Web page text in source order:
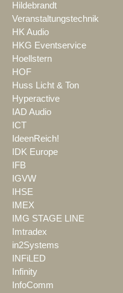
Hildebrandt
Veranstaltungstechnik
HK Audio
HKG Eventservice
Hoellstern
HOF
Huss Licht & Ton
Hyperactive
IAD Audio
ICT
IdeenReich!
IDK Europe
IFB
IGVW
IHSE
IMEX
IMG STAGE LINE
Imtradex
in2Systems
INFiLED
Infinity
InfoComm